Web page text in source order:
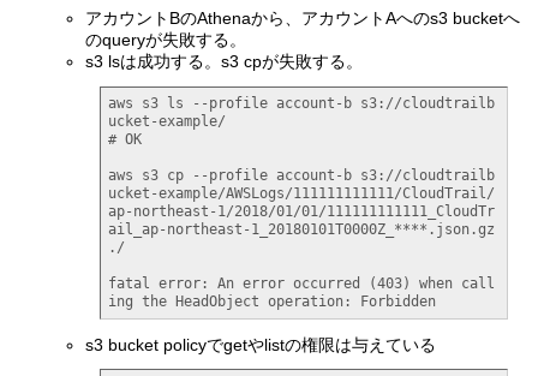
アカウントBのAthenaから、アカウントAへのs3 bucketへ
のqueryが失敗する。
s3 lsは成功する。s3 cpが失敗する。
aws s3 ls --profile account-b s3://cloudtrailb
ucket-example/
# OK
aws s3 cp --profile account-b s3://cloudtrailb
ucket-example/AWSLogs/111111111111/CloudTrail/
ap-northeast-1/2018/01/01/111111111111_CloudTr
ail_ap-northeast-1_20180101T0000Z_****.json.gz
./
fatal error: An error occurred (403) when call
ing the HeadObject operation: Forbidden
s3 bucket policyでgetやlistの権限は与えている